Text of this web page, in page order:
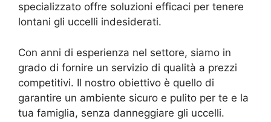
specializzato offre soluzioni efficaci per tenere
lontani gli uccelli indesiderati.
Con anni di esperienza nel settore, siamo in
grado di fornire un servizio di qualità a prezzi
competitivi. Il nostro obiettivo è quello di
garantire un ambiente sicuro e pulito per te e la
tua famiglia, senza danneggiare gli uccelli.